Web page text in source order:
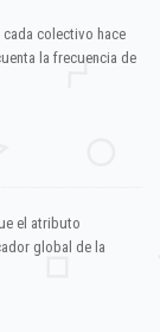
colectivo hace
la frecuencia de
el atributo
global de la